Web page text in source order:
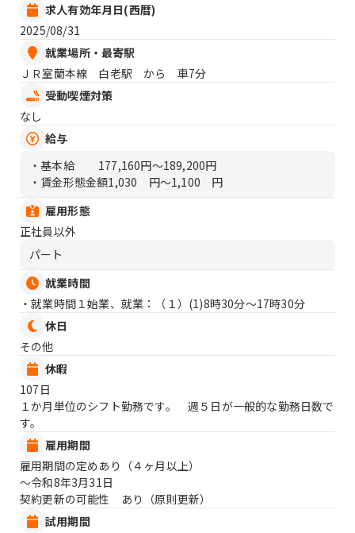
求人有効年月日(西暦)
2025/08/31
就業場所・最寄駅
ＪＲ室蘭本線 白老駅 から 車7分
受動喫煙対策
なし
給与
・基本給
177,160円〜189,200円
・賃金形態金額1,030 円〜1,100 円
雇用形態
正社員以外
パート
就業時間
・就業時間１始業、就業：（１） (1)8時30分〜17時30分
休日
その他
休暇
107日
１か月単位のシフト勤務です。 週５日が一般的な勤務日数で
す。
雇用期間
雇用期間の定めあり（４ヶ月以上）
〜令和8年3月31日
契約更新の可能性 あり（原則更新）
試用期間